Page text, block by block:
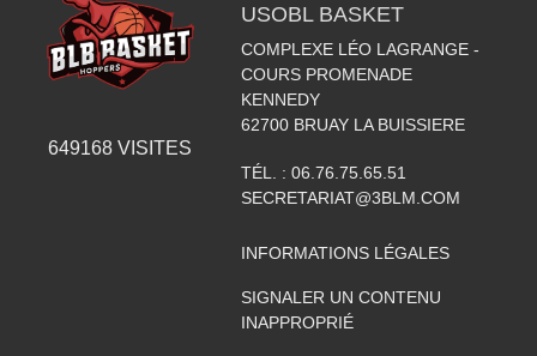
649168 VISITES
USOBL BASKET
COMPLEXE LÉO LAGRANGE -
COURS PROMENADE
KENNEDY
62700 BRUAY LA BUISSIERE
TÉL. : 06.76.75.65.51
SECRETARIAT@3BLM.COM
INFORMATIONS LÉGALES
SIGNALER UN CONTENU
INAPPROPRIÉ